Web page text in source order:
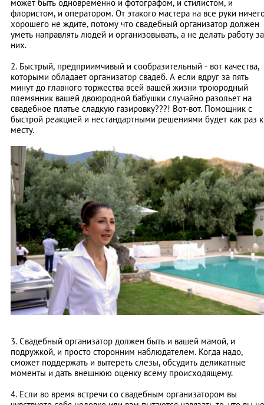
может быть одновременно и фотографом, и стилистом, и
флористом, и оператором. От этакого мастера на все руки
хорошего не ждите, потому что свадебный организатор должен
уметь направлять людей и организовывать, а не делать работу за
них.
2. Быстрый, предприимчивый и сообразительный - вот качества,
которыми обладает организатор свадеб. А если вдруг за пять
минут до главного торжества всей вашей жизни троюродный
племянник вашей двоюродной бабушки случайно разольет на
свадебное платье сладкую газировку???! Вот-вот. Помощник с
быстрой реакцией и нестандартными решениями будет как раз к
месту.
3. Свадебный организатор должен быть и вашей мамой, и
подружкой, и просто сторонним наблюдателем. Когда надо,
сможет поддержать и вытереть слезы, обсудить деликатные
моменты и дать внешнюю оценку всему происходящему.
4. Если во время встречи со свадебным организатором вы